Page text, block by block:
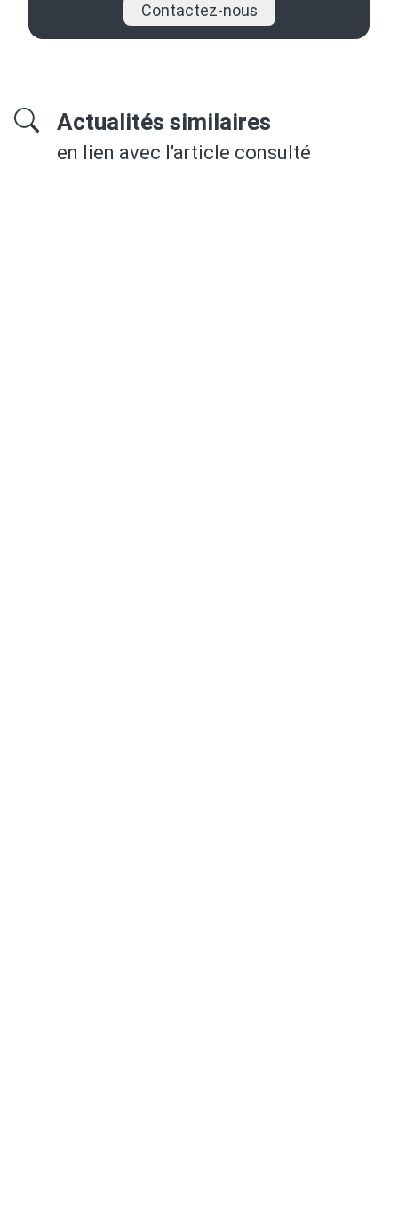
Contactez-nous
Actualités similaires
en lien avec l'article consulté